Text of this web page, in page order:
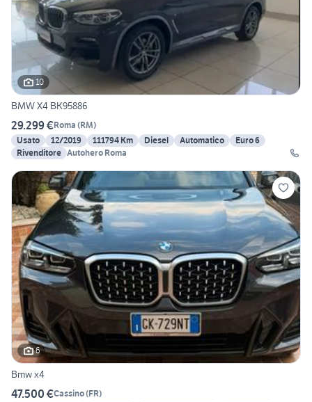
10
BMW X4 BK95886
29.299 €Roma (RM)
Usato
12/2019 111794 Km Diesel Automatico
Euro 6
Rivenditore Autohero Roma
6
Bmw x4
47.500 €Cassino(FR)